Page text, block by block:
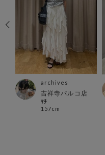
archives
吉祥寺パルコ店
ﾏﾁ
157cm